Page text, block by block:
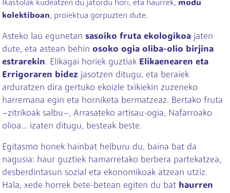
Ikastolak kudeatzen du jatordu hori, eta haurrek, modu
kolektiboan, proiektua gorpuzten dute.
Asteko lau egunetan sasoiko fruta ekologikoa jaten
dute, eta astean behin osoko ogia oliba-olio birjina
estrarekin. Elikagai horiek guztiak Elikaenearen eta
Errigoraren bidez jasotzen ditugu, eta beraiek
arduratzen dira gertuko ekoizle txikiekin zuzeneko
harremana egin eta horniketa bermatzeaz. Bertako fruta
–zitrikoak salbu–, Arrasateko artisau-ogia, Nafarroako
olioa... izaten ditugu, besteak beste.
Egitasmo honek hainbat helburu du, baina bat da
nagusia: haur guztiek hamarretako berbera partekatzea,
desberdintasun sozial eta ekonomikoak atzean utziz.
Hala, xede horrek bete-betean egiten du bat haurren